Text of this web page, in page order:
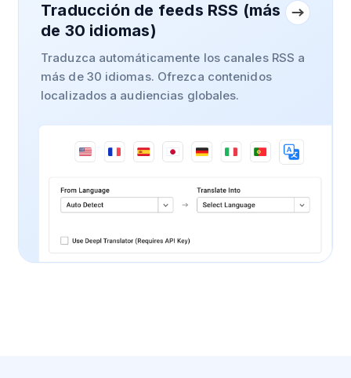
Traducción de feeds RSS (más
de 30 idiomas)
Traduzca automáticamente los canales RSS a
más de 30 idiomas. Ofrezca contenidos
localizados a audiencias globales.